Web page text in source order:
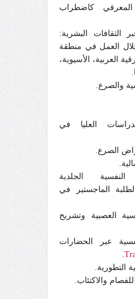
المعرفي كاضطراب
الثقافات البشرية:
العمل في منطقة
العربية، الأسيوية،
والصرع.
العليا في
الماجستير في
العصبية وتشريح
.